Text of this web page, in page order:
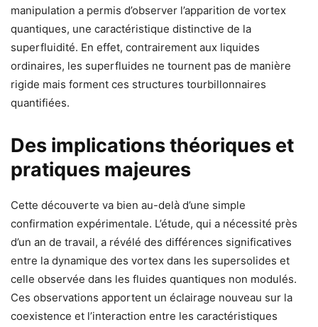
manipulation a permis d’observer l’apparition de vortex
quantiques, une caractéristique distinctive de la
superfluidité. En effet, contrairement aux liquides
ordinaires, les superfluides ne tournent pas de manière
rigide mais forment ces structures tourbillonnaires
quantifiées.
Des implications théoriques et
pratiques majeures
Cette découverte va bien au-delà d’une simple
confirmation expérimentale. L’étude, qui a nécessité près
d’un an de travail, a révélé des différences significatives
entre la dynamique des vortex dans les supersolides et
celle observée dans les fluides quantiques non modulés.
Ces observations apportent un éclairage nouveau sur la
coexistence et l’interaction entre les caractéristiques